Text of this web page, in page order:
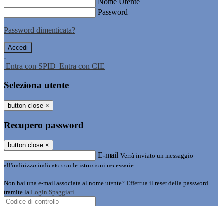
Nome Utente
Password
Password dimenticata?
-
Entra con SPID Entra con CIE
Seleziona utente
button close ×
Recupero password
button close ×
E-mail Verrà inviato un messaggio
all'indirizzo indicato con le istruzioni necessarie.
Non hai una e-mail associata al nome utente? Effettua il reset della password
tramite la Login Spaggiari